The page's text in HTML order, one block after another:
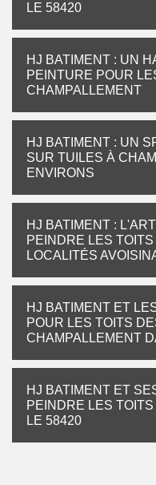
LE 58420
HJ BATIMENT : UN
PEINTURE POUR
CHAMPALLEMENT
HJ BATIMENT : UN
SUR TUILES À
ENVIRONS
HJ BATIMENT :
PEINDRE LES
LOCALITÉS
HJ BATIMENT ET
POUR LES TOITS
CHAMPALLEMENT
HJ BATIMENT ET
PEINDRE LES
LE 58420